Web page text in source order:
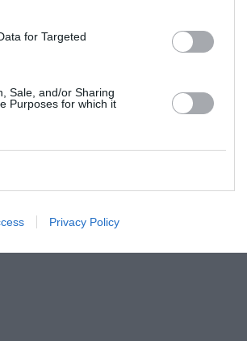
for Targeted
Sale, and/or Sharing
Purposes for which it
Privacy Policy
του Σέρχιο Μπλάνκο σε
Θεοδωρόπουλου στο
της περιοδείας, η παράσταση
στο Θέατρο...